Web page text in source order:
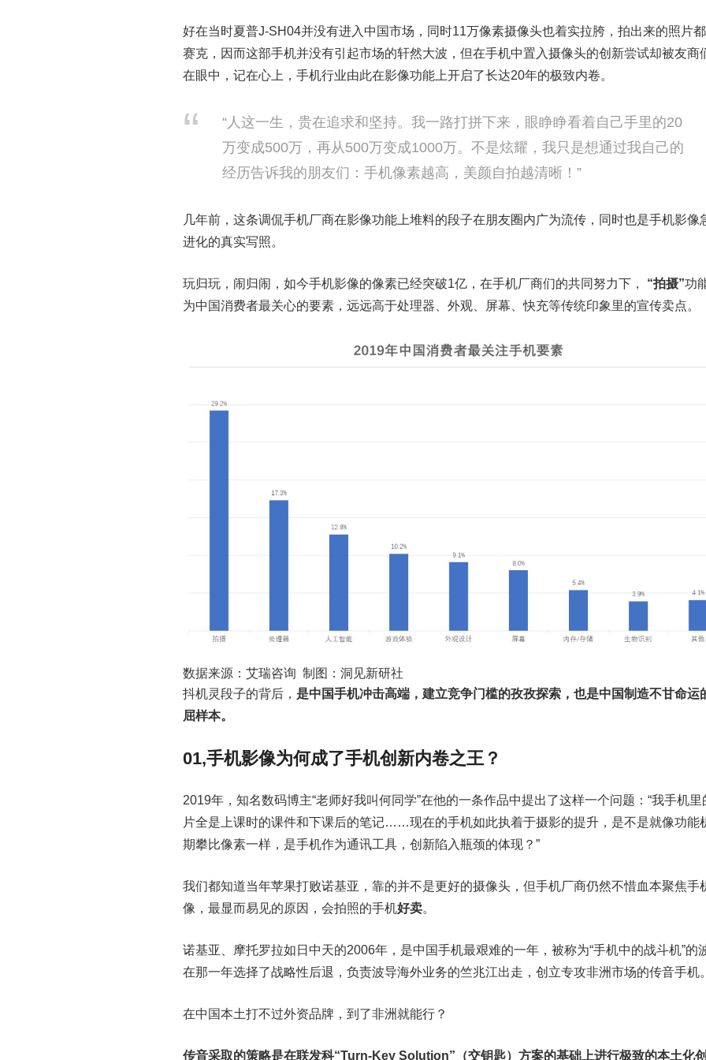
好在当时夏普J-SH04并没有进入中国市场，同时11万像素摄像头也着实拉胯，拍出来的照片
赛克，因而这部手机并没有引起市场的轩然大波，但在手机中置入摄像头的创新尝试却被友商
在眼中，记在心上，手机行业由此在影像功能上开启了长达20年的极致内卷。
“人这一生，贵在追求和坚持。我一路打拼下来，眼睁睁看着自己手里的20
万变成500万，再从500万变成1000万。不是炫耀，我只是想通过我自己的
经历告诉我的朋友们：手机像素越高，美颜自拍越清晰！”
几年前，这条调侃手机厂商在影像功能上堆料的段子在朋友圈内广为流传，同时也是手机影像
进化的真实写照。
玩归玩，闹归闹，如今手机影像的像素已经突破1亿，在手机厂商们的共同努力下， “拍摄”功
为中国消费者最关心的要素，远远高于处理器、外观、屏幕、快充等传统印象里的宣传卖点。
数据来源：艾瑞咨询 制图：洞见新研社
抖机灵段子的背后， 是中国手机冲击高端，建立竞争门槛的孜孜探索，也是中国制造不甘命运
屈样本。
01,手机影像为何成了手机创新内卷之王？
2019年，知名数码博主“老师好我叫何同学”在他的一条作品中提出了这样一个问题：“我手机里
片全是上课时的课件和下课后的笔记……现在的手机如此执着于摄影的提升，是不是就像功能
期攀比像素一样，是手机作为通讯工具，创新陷入瓶颈的体现？”
我们都知道当年苹果打败诺基亚，靠的并不是更好的摄像头，但手机厂商仍然不惜血本聚焦手
像，最显而易见的原因，会拍照的手机好卖。
诺基亚、摩托罗拉如日中天的2006年，是中国手机最艰难的一年，被称为“手机中的战斗机”的
在那一年选择了战略性后退，负责波导海外业务的竺兆江出走，创立专攻非洲市场的传音手机
在中国本土打不过外资品牌，到了非洲就能行？
传音采取的策略是在联发科“Turn-Key Solution”（交钥匙）方案的基础上进行极致的本土化